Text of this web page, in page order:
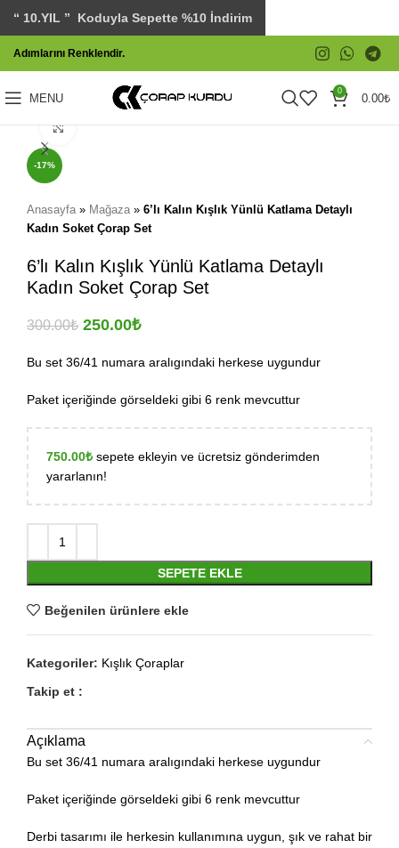
Adımlarını Renklendir.
MENU
0
0.00₺
-17%
Click to enlarge
Anasayfa » Mağaza » 6’lı Kalın Kışlık Yünlü Katlama Detaylı
Kadın Soket Çorap Set
6’lı Kalın Kışlık Yünlü Katlama Detaylı
Kadın Soket Çorap Set
300.00₺ 250.00₺
Bu set 36/41 numara aralıgındaki herkese uygundur
Paket içeriğinde görseldeki gibi 6 renk mevcuttur
750.00₺ sepete ekleyin ve ücretsiz gönderimden
yararlanın!
SEPETE EKLE
Beğenilen ürünlere ekle
Kategoriler: Kışlık Çoraplar
Takip et :
Açıklama
Bu set 36/41 numara aralıgındaki herkese uygundur
Paket içeriğinde görseldeki gibi 6 renk mevcuttur
Derbi tasarımı ile herkesin kullanımına uygun, şık ve rahat bir
“ 10.YIL ” Koduyla Sepette %10 İndirim